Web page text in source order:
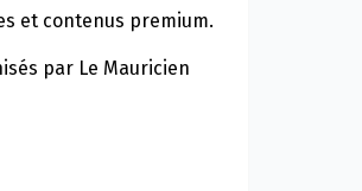
et contenus premium.
par Le Mauricien